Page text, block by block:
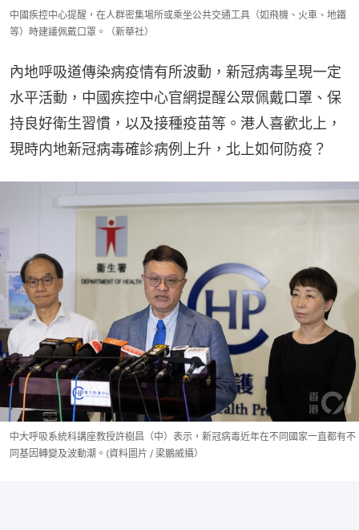
中國疾控中心提醒，在人群密集場所或乘坐公共交通工具（如飛機、火車、地鐵
等）時建議佩戴口罩。（新華社）
內地呼吸道傳染病疫情有所波動，新冠病毒呈現一定
水平活動，中國疾控中心官網提醒公眾佩戴口罩、保
持良好衛生習慣，以及接種疫苗等。港人喜歡北上，
現時内地新冠病毒確診病例上升，北上如何防疫？
中大呼吸系統科講座教授許樹昌（中）表示，新冠病毒近年在不同國家一直都有不
同基因轉變及波動潮。(資料圖片 / 梁鵬威攝）